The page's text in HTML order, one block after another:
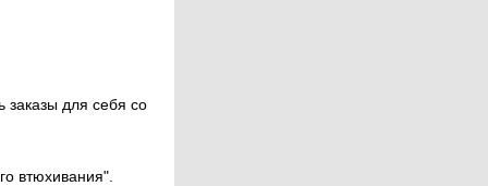
заказы для себя со
втюхивания".